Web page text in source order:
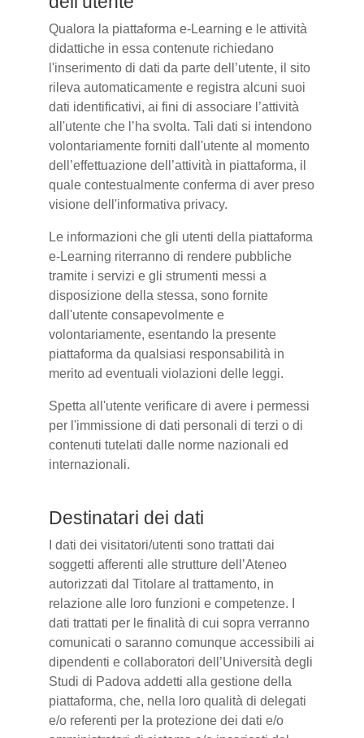
Qualora la piattaforma e-Learning e le attività
didattiche in essa contenute richiedano
l'inserimento di dati da parte dell’utente, il sito
rileva automaticamente e registra alcuni suoi
dati identificativi, ai fini di associare l’attività
all'utente che l’ha svolta. Tali dati si intendono
volontariamente forniti dall'utente al momento
dell’effettuazione dell’attività in piattaforma, il
quale contestualmente conferma di aver preso
visione dell'informativa privacy.
Le informazioni che gli utenti della piattaforma
e-Learning riterranno di rendere pubbliche
tramite i servizi e gli strumenti messi a
disposizione della stessa, sono fornite
dall'utente consapevolmente e
volontariamente, esentando la presente
piattaforma da qualsiasi responsabilità in
merito ad eventuali violazioni delle leggi.
Spetta all'utente verificare di avere i permessi
per l'immissione di dati personali di terzi o di
contenuti tutelati dalle norme nazionali ed
internazionali.
Destinatari dei dati
I dati dei visitatori/utenti sono trattati dai
soggetti afferenti alle strutture dell’Ateneo
autorizzati dal Titolare al trattamento, in
relazione alle loro funzioni e competenze. I
dati trattati per le finalità di cui sopra verranno
comunicati o saranno comunque accessibili ai
dipendenti e collaboratori dell’Università degli
Studi di Padova addetti alla gestione della
piattaforma, che, nella loro qualità di delegati
e/o referenti per la protezione dei dati e/o